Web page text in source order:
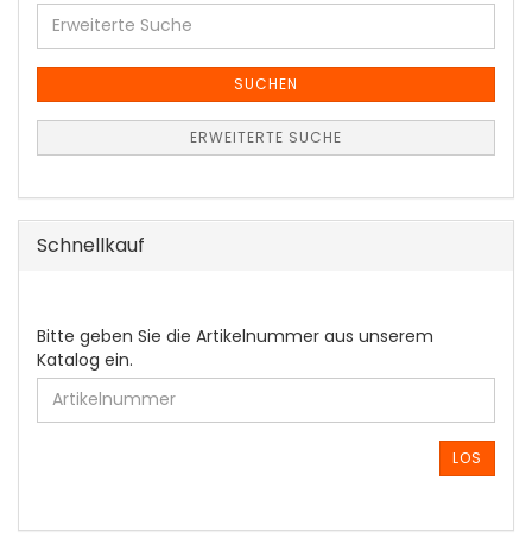
Erweiterte
Suche
SUCHEN
ERWEITERTE SUCHE
Schnellkauf
BITTE
GEBEN
SIE
DIE
ARTIKELNUMMER
EIN.
Bitte geben Sie die Artikelnummer aus unserem
Katalog ein.
LOS